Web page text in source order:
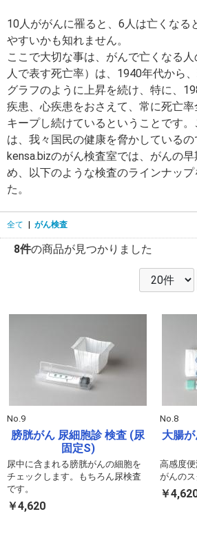
10人ががんに罹ると、6人は亡くなる
やすいかも知れません。
ここで大切な事は、がんで亡くなる
人で表す死亡率）は、1940年代から
グラフのように上昇を続け、特に、
疾患、心疾患をおさえて、常に死亡
キープし続けているということです
は、我々国民の健康を脅かしているの
kensa.bizのがん検査室では、がんの
め、以下のような検査のラインナッ
た。
全て がん検査
8件の商品が見つかりました
No.9
膀胱がん 尿細胞診 検査 (尿
固定S)
尿中に含まれる膀胱がんの細胞を
チェックします。もちろん尿検査
です。
￥4,620
No.8
大腸
高感度
がんのス
￥